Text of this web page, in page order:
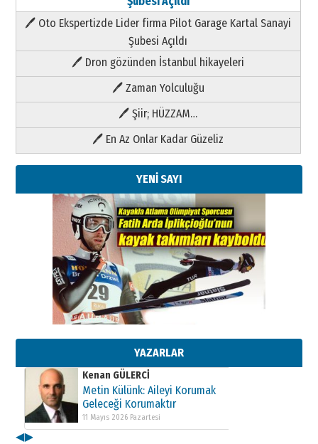
🖊 Oto Ekspertizde Lider firma Pilot Garage Kartal Sanayi
Şubesi Açıldı
🖊 Dron gözünden İstanbul hikayeleri
🖊 Zaman Yolculuğu
🖊 Şiir; HÜZZAM…
🖊 En Az Onlar Kadar Güzeliz
YENİ SAYI
YAZARLAR
Kenan GÜLERCİ
Metin Külünk: Aileyi Korumak
11 Mayıs 2026 Pazartesi
Kenan GÜLERCİ
Metin Külünk: Aileyi Korumak
Geleceği Korumaktır
11 Mayıs 2026 Pazartesi
◀▶